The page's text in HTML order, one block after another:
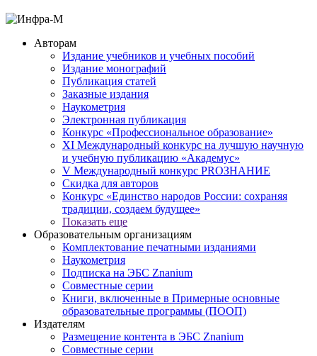
Авторам
Издание учебников и учебных пособий
Издание монографий
Публикация статей
Заказные издания
Наукометрия
Электронная публикация
Конкурс «Профессиональное образование»
XI Международный конкурс на лучшую научную
и учебную публикацию «Академус»
V Международный конкурс PROЗНАНИЕ
Скидка для авторов
Конкурс «Единство народов России: сохраняя
традиции, создаем будущее»
Показать еще
Образовательным организациям
Комплектование печатными изданиями
Наукометрия
Подписка на ЭБС Znanium
Совместные серии
Книги, включенные в Примерные основные
образовательные программы (ПООП)
Издателям
Размещение контента в ЭБС Znanium
Совместные серии